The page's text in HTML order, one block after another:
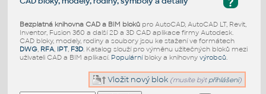
Bezplatná knihovna CAD a BIM blokůpro AutoCAD, AutoCAD LT, Revit,
Inventor, Fusion 360 a další 2D a 3D CAD aplikace firmy Autodesk.
CAD bloky, modely, rodiny a soubory jsou ke stažení ve formátech
DWG, RFA, IPT, F3D. Katalog slouží pro výměnu užitečných bloků mezi
uživateli CAD a BIM aplikací. Populárníbloky a knihovny výrobců.
Vložit nový blok (musíte být přihlášeni)